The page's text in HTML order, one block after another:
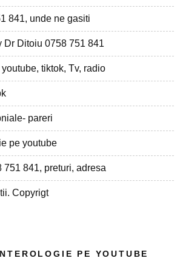
841, unde ne gasiti
Dr Ditoiu 0758 751 841
tiktok, Tv, radio
pareri
pe youtube
751 841, preturi, adresa
Copyrigt
PE YOUTUBE